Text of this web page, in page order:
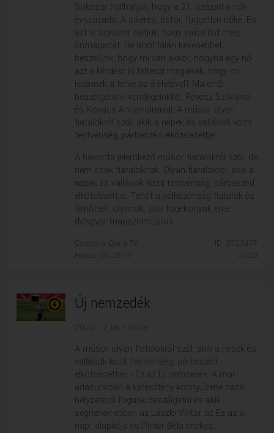
Sokszor hallhatjuk, hogy a 21. század a nők
évszázada. A sikeres, bátor, független nőké. És
azt is sokszor halljuk, hogy valósítsd meg
önmagadat. De arról talán kevesebbet
beszélünk, hogy mi van akkor, hogyha egy nő
azt a kérdést is felteszi magának, hogy mi
istennek a terve az ő életével? Ma erről
beszélgetünk vendégeinkkel, Révész Szilviával
és Kovács Annamáriával. A műsor olyan
fiatalokról szól, akik a népek és vallások közti
testvériség, párbeszéd elkötelezettjei. ...
A havonta jelentkező műsor fiatalokról szól, de
nem csak fiataloknak. Olyan fiatalokról, akik a
népek és vallások közti testvériség, párbeszéd
elkötelezettjei. Tehát a célközönség fiatalok és
felnőttek, olyanok, akik fogékonyak erre.
(Magyar magazinműsor)
Csatorna: Duna TV
Hossz: 00:26:17
ID: 3723477
Új nemzedék
A műsor olyan fiatalokról szól, akik a népek és
vallások közti testvériség, párbeszéd
elkötelezettjei. - Ez az Új nemzedék. A mai
adásunkban a keresztény könnyűzene hazai
helyzetéről fogunk beszélgetni és akik
segítenek ebben az László Viktor az Ez az a
nap! alapítója és Pintér Béla énekes....